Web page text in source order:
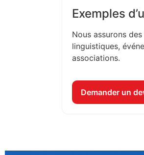
Exemples
Nous assurons
linguistiques,
associations.
Demander un